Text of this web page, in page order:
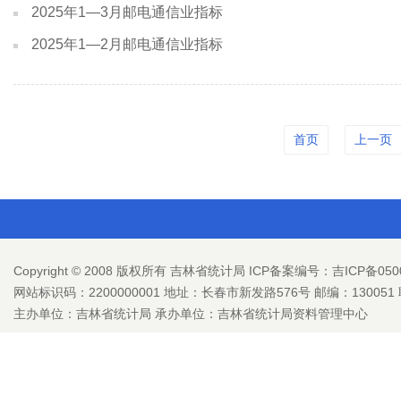
2025年1—3月邮电通信业指标
2025年1—2月邮电通信业指标
首页 上一页